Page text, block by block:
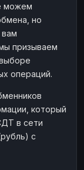
можем
но
призываем
операций.
который
в сети
с